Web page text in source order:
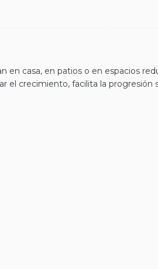
en casa, en patios o en espacios
el crecimiento, facilita la progresión